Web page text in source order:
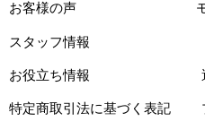
お客様の声
スタッフ情報
お役立ち情報
特定商取引法に基づく表記